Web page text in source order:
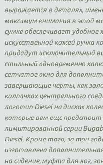
выражается в деталях,
максимум внимания в этой
сумка обеспечивает удобное
искусственной кожей ручка
придадут исключительный
стильный одновременно
сетчатое окно для
завершающие черты, как
колпачках центрального
логотип Diesel на дисках
которые вам еще
лимитированной серии
Diesel. Кроме того, за три
изготовлена
на сидение, муфта для ног,